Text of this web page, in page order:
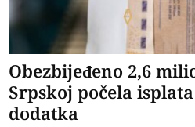
Obezbijeđeno 2,6
Srpskoj počela
dodatka